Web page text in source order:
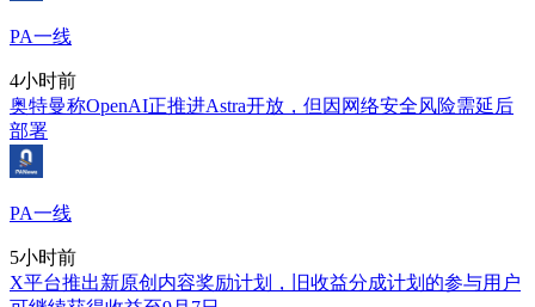
PA一线
4小时前
奥特曼称OpenAI正推进Astra开放，但因网络安全风险需延后
部署
PA一线
5小时前
X平台推出新原创内容奖励计划，旧收益分成计划的参与用户